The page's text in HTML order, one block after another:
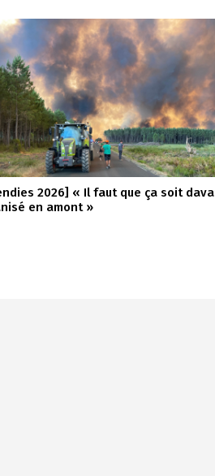
2026] « Il faut que ça soit
en amont »